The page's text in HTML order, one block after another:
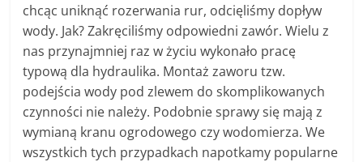
chcąc uniknąć rozerwania rur, odcięliśmy dopływ
wody. Jak? Zakręciliśmy odpowiedni zawór. Wielu z
nas przynajmniej raz w życiu wykonało pracę
typową dla hydraulika. Montaż zaworu tzw.
podejścia wody pod zlewem do skomplikowanych
czynności nie należy. Podobnie sprawy się mają z
wymianą kranu ogrodowego czy wodomierza. We
wszystkich tych przypadkach napotkamy popularne